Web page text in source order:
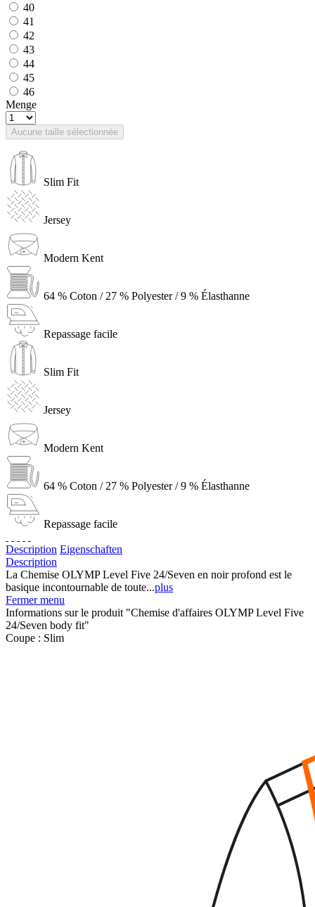
40
41
42
43
44
45
46
Menge
Aucune taille sélectionnée
Slim Fit
Jersey
Modern Kent
64 % Coton / 27 % Polyester / 9 % Élasthanne
Repassage facile
Slim Fit
Jersey
Modern Kent
64 % Coton / 27 % Polyester / 9 % Élasthanne
Repassage facile
Description Eigenschaften
Description
La Chemise OLYMP Level Five 24/Seven en noir profond est le
basique incontournable de toute...plus
Fermer menu
Informations sur le produit "Chemise d'affaires OLYMP Level Five
24/Seven body fit"
Coupe : Slim